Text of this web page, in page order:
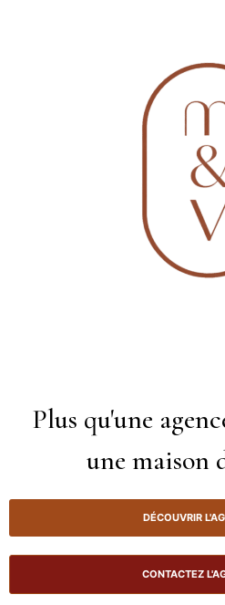
Plus qu'une
une maison
DÉCOUVRIR
CONTACTEZ